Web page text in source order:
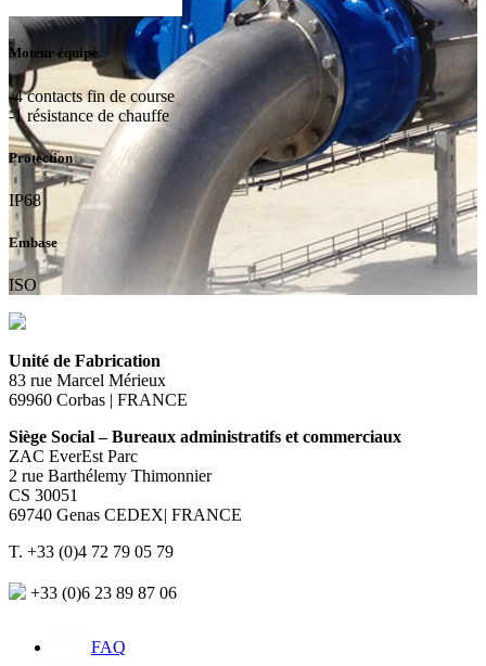
Moteur équipé
-4 contacts fin de course
-1 résistance de chauffe
Protection
IP68
Embase
ISO
Unité de Fabrication
83 rue Marcel Mérieux
69960 Corbas | FRANCE
Siège Social – Bureaux administratifs et commerciaux
ZAC EverEst Parc
2 rue Barthélemy Thimonnier
CS 30051
69740 Genas CEDEX| FRANCE
T. +33 (0)4 72 79 05 79
+33 (0)6 23 89 87 06
FAQ